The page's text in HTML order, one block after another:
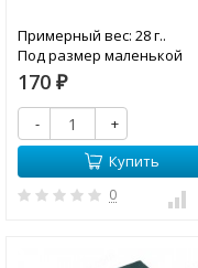
Примерный вес: 28 г..
Под размер маленькой
рамки станка "СТРИЖ"
170 ₽
-
+
Купить
0